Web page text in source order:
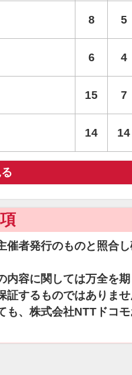
8 5
6 4
15 7
14 14
催者発行のものと照合
容に関しては万全を期
証するものではありま
も、株式会社NTTドコ